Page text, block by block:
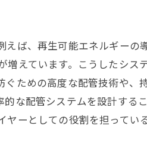
ば、再生可能エネルギーの
えています。こうしたシス
ための高度な配管技術や、
な配管システムを設計する
ーとしての役割を担ってい